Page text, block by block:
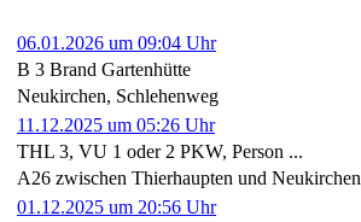
06.01.2026 um 09:04 Uhr
B 3 Brand Gartenhütte
Neukirchen, Schlehenweg
11.12.2025 um 05:26 Uhr
THL 3, VU 1 oder 2 PKW, Person ...
A26 zwischen Thierhaupten und Neukirchen
01.12.2025 um 20:56 Uhr